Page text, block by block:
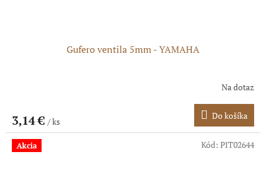
Gufero ventila 5mm - YAMAHA
Na dotaz
3,14 € / ks
Do košíka
Akcia Kód: PIT02644